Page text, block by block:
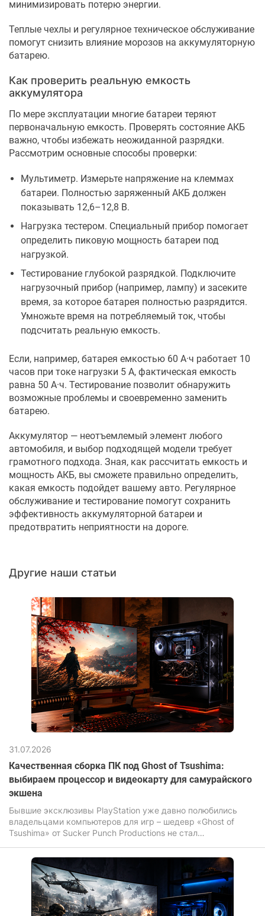
минимизировать потерю энергии.
Теплые чехлы и регулярное техническое обслуживание
помогут снизить влияние морозов на аккумуляторную
батарею.
Как проверить реальную емкость
аккумулятора
По мере эксплуатации многие батареи теряют
первоначальную емкость. Проверять состояние АКБ
важно, чтобы избежать неожиданной разрядки.
Рассмотрим основные способы проверки:
Мультиметр. Измерьте напряжение на клеммах
батареи. Полностью заряженный АКБ должен
показывать 12,6–12,8 В.
Нагрузка тестером. Специальный прибор помогает
определить пиковую мощность батареи под
нагрузкой.
Тестирование глубокой разрядкой. Подключите
нагрузочный прибор (например, лампу) и засеките
время, за которое батарея полностью разрядится.
Умножьте время на потребляемый ток, чтобы
подсчитать реальную емкость.
Если, например, батарея емкостью 60 А·ч работает 10
часов при токе нагрузки 5 А, фактическая емкость
равна 50 А·ч. Тестирование позволит обнаружить
возможные проблемы и своевременно заменить
батарею.
Аккумулятор — неотъемлемый элемент любого
автомобиля, и выбор подходящей модели требует
грамотного подхода. Зная, как рассчитать емкость и
мощность АКБ, вы сможете правильно определить,
какая емкость подойдет вашему авто. Регулярное
обслуживание и тестирование помогут сохранить
эффективность аккумуляторной батареи и
предотвратить неприятности на дороге.
Другие наши статьи
31.07.2026
Качественная сборка ПК под Ghost of Tsushima:
выбираем процессор и видеокарту для самурайского
экшена
Бывшие эксклюзивы PlayStation уже давно полюбились
владельцами компьютеров для игр – шедевр «Ghost of
Tsushima» от Sucker Punch Productions не стал
полями, летящими по ветру листьями сакуры и
неимоверной кинематографичностью динамичных
поединков на катанах.